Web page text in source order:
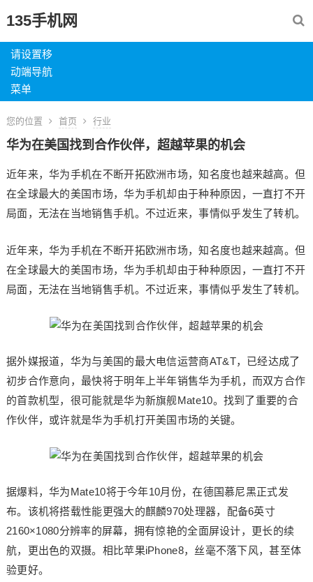
135手机网
请设置移
动端导航
菜单
您的位置 首页 行业
华为在美国找到合作伙伴，超越苹果的机会
近年来，华为手机在不断开拓欧洲市场，知名度也越来越高。但
在全球最大的美国市场，华为手机却由于种种原因，一直打不开
局面，无法在当地销售手机。不过近来，事情似乎发生了转机。
近年来，华为手机在不断开拓欧洲市场，知名度也越来越高。但
在全球最大的美国市场，华为手机却由于种种原因，一直打不开
局面，无法在当地销售手机。不过近来，事情似乎发生了转机。
据外媒报道，华为与美国的最大电信运营商AT&T，已经达成了
初步合作意向，最快将于明年上半年销售华为手机，而双方合作
的首款机型，很可能就是华为新旗舰Mate10。找到了重要的合
作伙伴，或许就是华为手机打开美国市场的关键。
据爆料，华为Mate10将于今年10月份，在德国慕尼黑正式发
布。该机将搭载性能更强大的麒麟970处理器，配备6英寸
2160×1080分辨率的屏幕，拥有惊艳的全面屏设计，更长的续
航，更出色的双摄。相比苹果iPhone8，丝毫不落下风，甚至体
验更好。